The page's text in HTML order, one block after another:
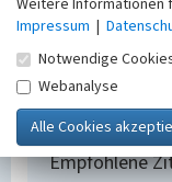
Keine Angabe
Übernahme aus
Empfohlene
Impressum |
Notwendige
Webanalyse